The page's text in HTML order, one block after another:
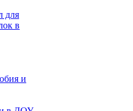
для
в
и